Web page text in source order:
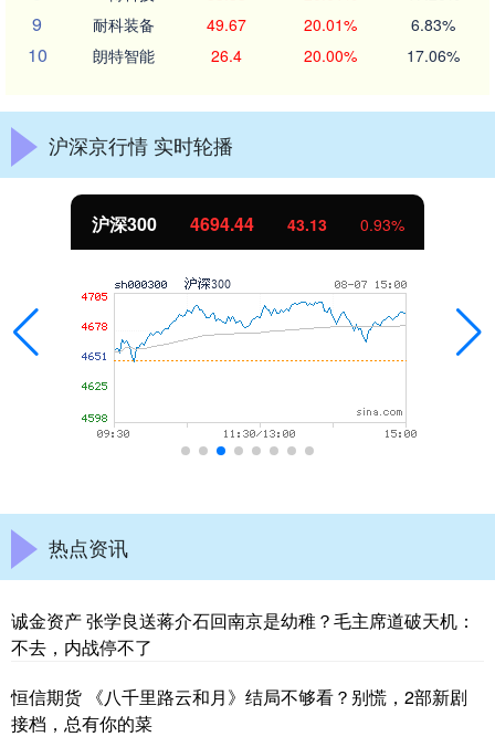
9 耐科装备 49.67 20.01% 6.83%
10 朗特智能 26.4 20.00% 17.06%
沪深京行情 实时轮播
北证50 1134.24 11.37
热点资讯
诚金资产 张学良送蒋介石回南京是幼稚？毛主席道破天机：
不去，内战停不了
恒信期货 《八千里路云和月》结局不够看？别慌，2部新剧
接档，总有你的菜